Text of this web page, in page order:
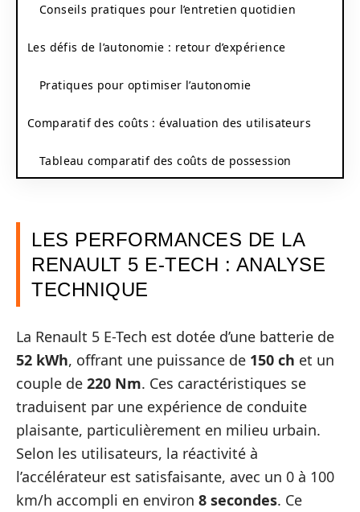
Conseils pratiques pour l’entretien quotidien
Les défis de l’autonomie : retour d’expérience
Pratiques pour optimiser l’autonomie
Comparatif des coûts : évaluation des utilisateurs
Tableau comparatif des coûts de possession
LES PERFORMANCES DE LA
RENAULT 5 E-TECH : ANALYSE
TECHNIQUE
La Renault 5 E-Tech est dotée d’une batterie de
52 kWh, offrant une puissance de 150 ch et un
couple de 220 Nm. Ces caractéristiques se
traduisent par une expérience de conduite
plaisante, particulièrement en milieu urbain.
Selon les utilisateurs, la réactivité à
l’accélérateur est satisfaisante, avec un 0 à 100
km/h accompli en environ 8 secondes. Ce